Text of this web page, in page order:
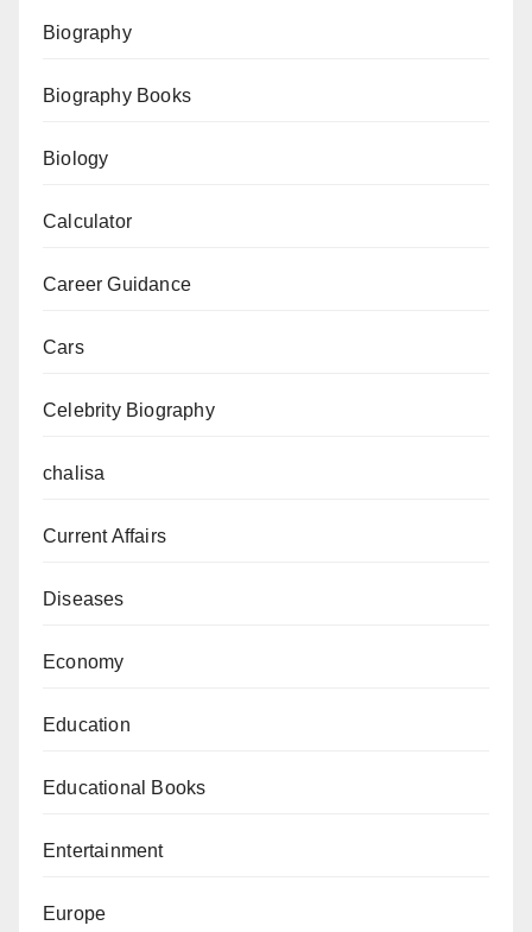
कोर्ट
Biography
Biography Books
Biology
Calculator
Career Guidance
Cars
Celebrity Biography
chalisa
Current Affairs
Diseases
Economy
Education
Educational Books
Entertainment
Europe